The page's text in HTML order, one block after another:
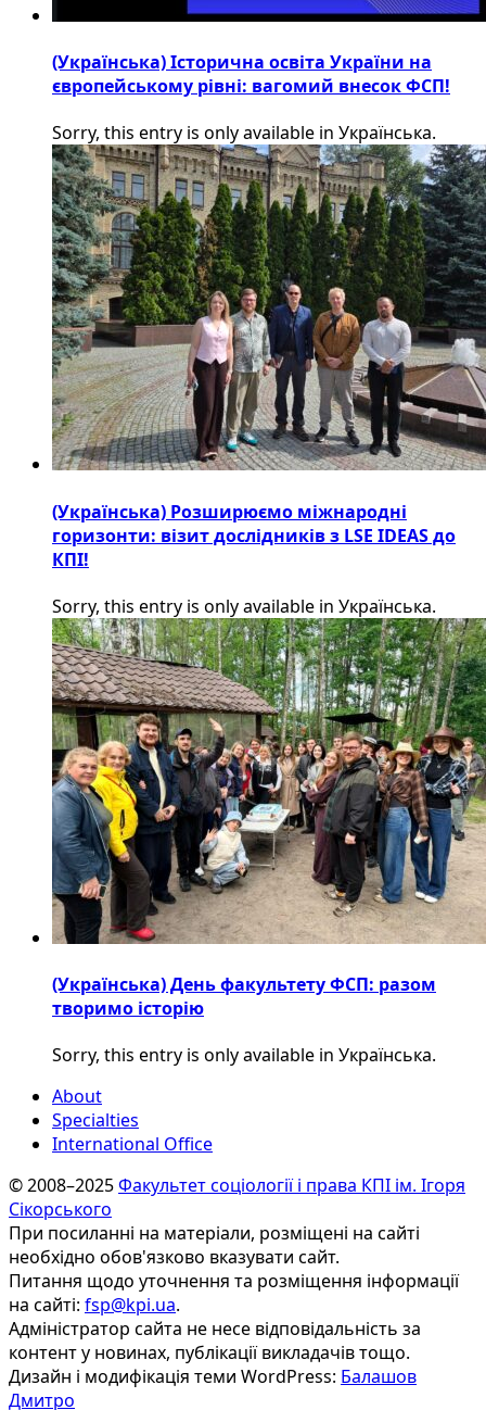
(Українська) Історична освіта України на
європейському рівні: вагомий внесок ФСП!
Sorry, this entry is only available in Українська.
(Українська) Розширюємо міжнародні
горизонти: візит дослідників з LSE IDEAS до
КПІ!
Sorry, this entry is only available in Українська.
(Українська) День факультету ФСП: разом
творимо історію
Sorry, this entry is only available in Українська.
About
Specialties
International Office
© 2008–2025Факультет соціології і права КПІ ім. Ігоря
Сікорського
При посиланні на матеріали, розміщені на сайті
необхідно обов'язково вказувати сайт.
Питання щодо уточнення та розміщення інформації
на сайті: fsp@kpi.ua.
Адміністратор сайта не несе відповідальність за
контент у новинах, публікації викладачів тощо.
Дизайн і модифікація теми WordPress: Балашов
Дмитро